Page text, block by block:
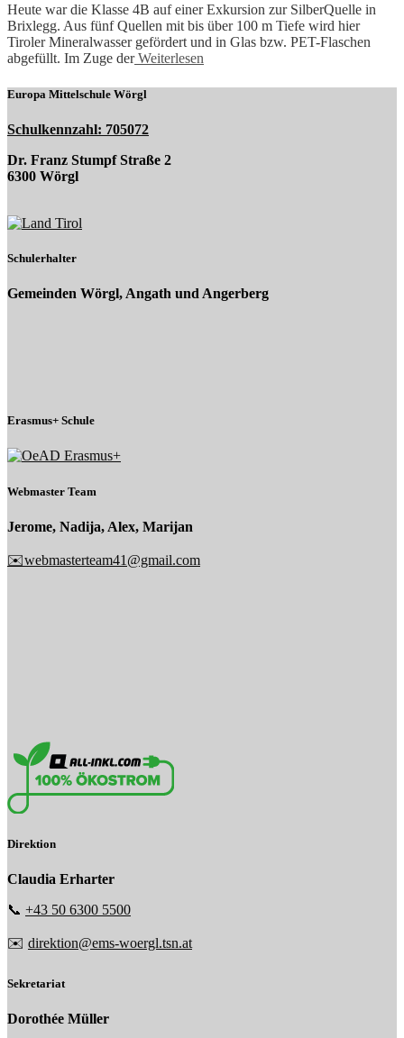
Heute war die Klasse 4B auf einer Exkursion zur SilberQuelle in
Brixlegg. Aus fünf Quellen mit bis über 100 m Tiefe wird hier
Tiroler Mineralwasser gefördert und in Glas bzw. PET-Flaschen
abgefüllt. Im Zuge derWeiterlesen
Europa Mittelschule Wörgl
Schulkennzahl: 705072
Dr. Franz Stumpf Straße 2
6300 Wörgl
Schulerhalter
Gemeinden Wörgl, Angath und Angerberg
Erasmus+ Schule
Webmaster Team
Jerome, Nadija, Alex, Marijan
✉️webmasterteam41@gmail.com
Direktion
Claudia Erharter
📞 +43 50 6300 5500
✉️ direktion@ems-woergl.tsn.at
Sekretariat
Dorothée Müller